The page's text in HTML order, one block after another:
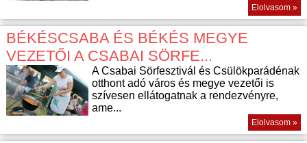
Elolvasom »
BÉKÉSCSABA ÉS BÉKÉS MEGYE
VEZETŐI A CSABAI SÖRFE...
A Csabai Sörfesztivál és Csülökparádénak
otthont adó város és megye vezetői is
szívesen ellátogatnak a rendezvényre,
ame...
Elolvasom »